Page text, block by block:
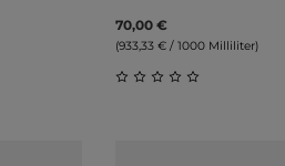
70,00 €
(933,33 € / 1000 Milliliter)